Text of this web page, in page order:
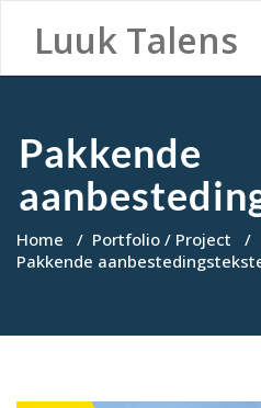
Luuk Talens
Pakkende
Home / Portfolio / Project /
Pakkende